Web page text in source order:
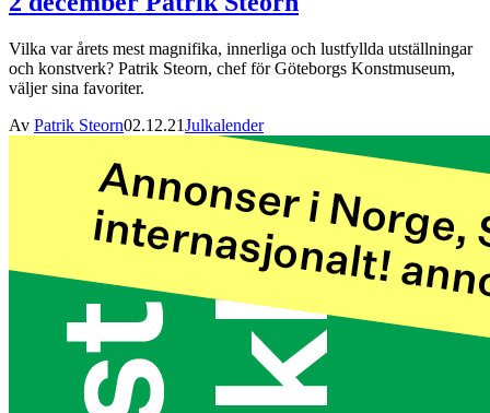
Vilka var årets mest magnifika, innerliga och lustfyllda utställningar
och konstverk? Patrik Steorn, chef för Göteborgs Konstmuseum,
väljer sina favoriter.
Av Patrik Steorn02.12.21Julkalender